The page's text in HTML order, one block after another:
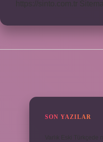
SON YAZILAR